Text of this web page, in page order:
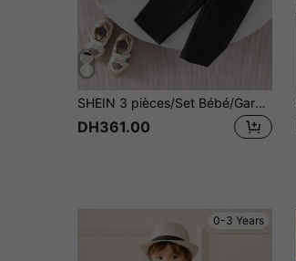
SHEIN 3 pièces/Set Bébé/Garçon : 1 pièce Chemise à manches longues blanche boutonnée, 1 pièce Gilet tricoté à col côtelé noir à motif cœur, 1 pièce Pantalon long noir tissé, Convient pour le début de l'automne, l'école, le quotidien, les vacances. Vêtements pour bébé garçon, Ensemble bébé garçon, Gilet bébé garçon, Vêtements bébé garçon, Ensembles bébé garçon, Mode bébé garçon, Ensemble bébé garçon rayé, Vêtements bébé garçon automne hiver, Ensemble décontracté bébé garçon noir et blanc
DH361.00
0-3 Years